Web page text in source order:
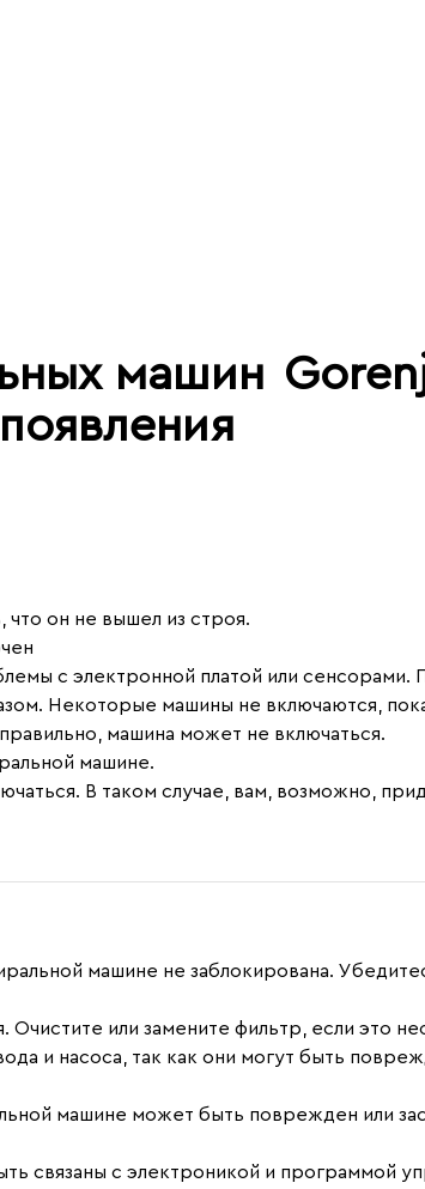
машин
появления
он не вышел из строя.
с электронной платой или
Некоторые машины не включаются,
машина может не включаться.
машине.
В таком случае, вам, возможно,
машине не заблокирована.
Очистите или замените фильтр, если это
и насоса, так как они могут быть
машине может быть поврежден или
связаны с электроникой и программой